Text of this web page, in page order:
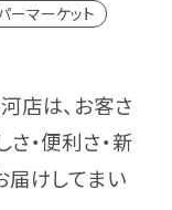
ーマーケット
店は、お客さ
さ・便利さ・新
届けしてまい